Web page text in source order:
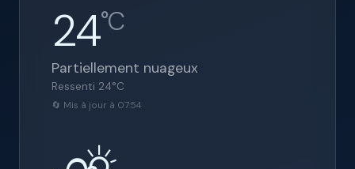
24°C
Partiellement nuageux
Ressenti 24°C
🔄 Mis à jour à 07:54